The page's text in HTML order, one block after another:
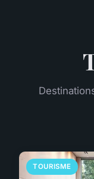
TOURISME